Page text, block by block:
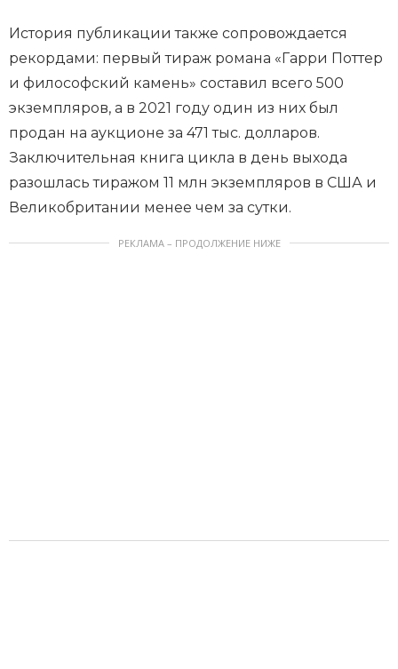
История публикации также сопровождается
рекордами: первый тираж романа «Гарри Поттер
и философский камень» составил всего 500
экземпляров, а в 2021 году один из них был
продан на аукционе за 471 тыс. долларов.
Заключительная книга цикла в день выхода
разошлась тиражом 11 млн экземпляров в США и
Великобритании менее чем за сутки.
РЕКЛАМА – ПРОДОЛЖЕНИЕ НИЖЕ